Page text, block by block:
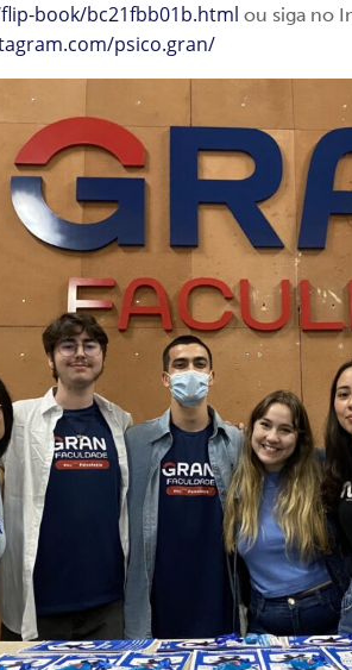
book/bc21fbb01b.html ou siga no
psico.gran/